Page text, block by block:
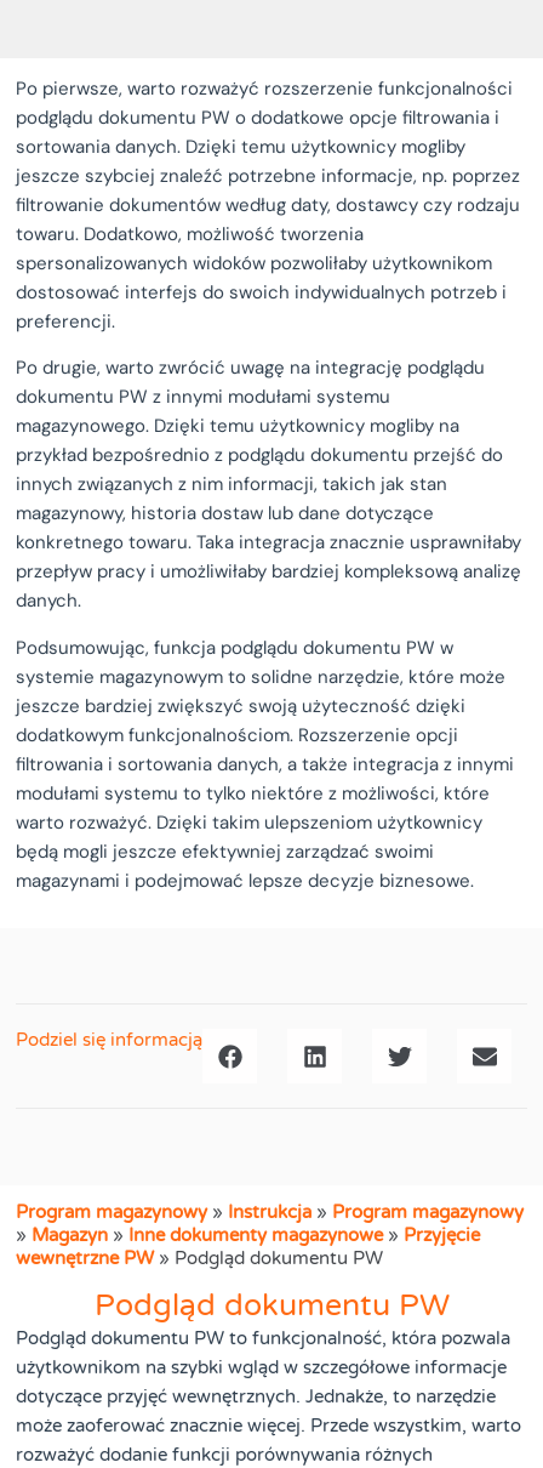
Po pierwsze, warto rozważyć rozszerzenie funkcjonalności
podglądu dokumentu PW o dodatkowe opcje filtrowania i
sortowania danych. Dzięki temu użytkownicy mogliby
jeszcze szybciej znaleźć potrzebne informacje, np. poprzez
filtrowanie dokumentów według daty, dostawcy czy rodzaju
towaru. Dodatkowo, możliwość tworzenia
spersonalizowanych widoków pozwoliłaby użytkownikom
dostosować interfejs do swoich indywidualnych potrzeb i
preferencji.
Po drugie, warto zwrócić uwagę na integrację podglądu
dokumentu PW z innymi modułami systemu
magazynowego. Dzięki temu użytkownicy mogliby na
przykład bezpośrednio z podglądu dokumentu przejść do
innych związanych z nim informacji, takich jak stan
magazynowy, historia dostaw lub dane dotyczące
konkretnego towaru. Taka integracja znacznie usprawniłaby
przepływ pracy i umożliwiłaby bardziej kompleksową analizę
danych.
Podsumowując, funkcja podglądu dokumentu PW w
systemie magazynowym to solidne narzędzie, które może
jeszcze bardziej zwiększyć swoją użyteczność dzięki
dodatkowym funkcjonalnościom. Rozszerzenie opcji
filtrowania i sortowania danych, a także integracja z innymi
modułami systemu to tylko niektóre z możliwości, które
warto rozważyć. Dzięki takim ulepszeniom użytkownicy
będą mogli jeszcze efektywniej zarządzać swoimi
magazynami i podejmować lepsze decyzje biznesowe.
Podziel się informacją
Program magazynowy» Instrukcja » Program magazynowy
» Magazyn » Inne dokumenty magazynowe» Przyjęcie
wewnętrzne PW» Podgląd dokumentu PW
Podgląd dokumentu PW
Podgląd dokumentu PW to funkcjonalność, która pozwala
użytkownikom na szybki wgląd w szczegółowe informacje
dotyczące przyjęć wewnętrznych. Jednakże, to narzędzie
może zaoferować znacznie więcej. Przede wszystkim, warto
rozważyć dodanie funkcji porównywania różnych